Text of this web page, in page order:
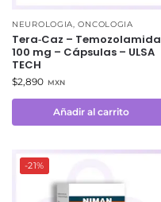
NEUROLOGIA,ONCOLOGIA
Tera‑Caz – Temozolamida
100 mg – Cápsulas – ULSA
TECH
$2,890 MXN
Añadir al carrito
-21%